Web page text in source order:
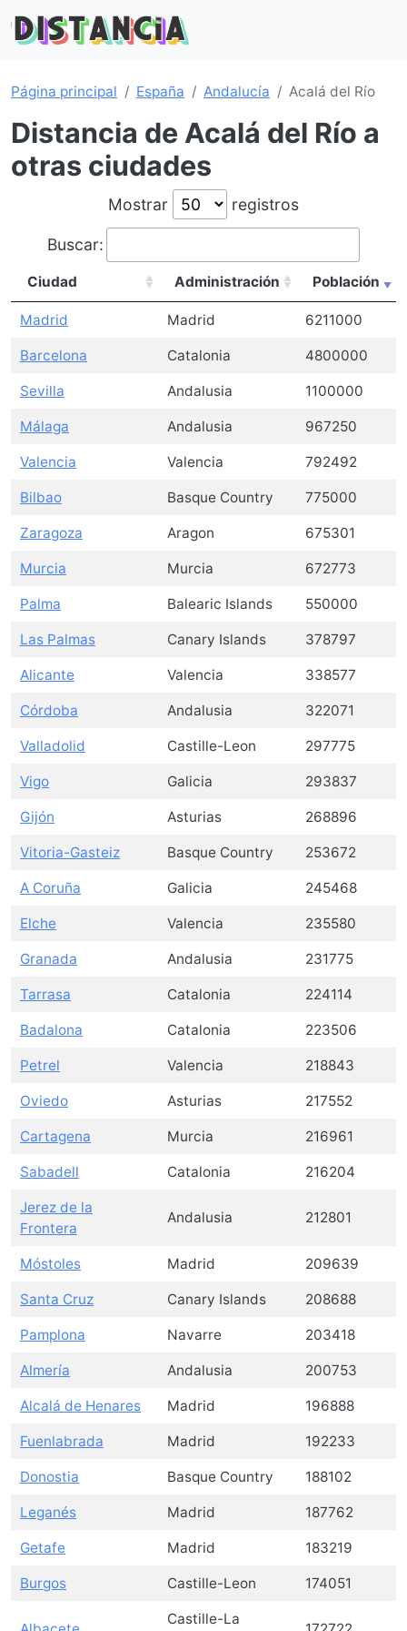
Página principal España Andalucía Acalá del Río
Distancia de Acalá del Río a
otras ciudades
Mostrar registros
Buscar:
Ciudad Administración Población
Madrid Madrid 6211000
Barcelona Catalonia 4800000
Sevilla Andalusia 1100000
Málaga Andalusia 967250
Valencia Valencia 792492
Bilbao Basque Country 775000
Zaragoza Aragon 675301
Murcia Murcia 672773
Palma Balearic Islands 550000
Las Palmas Canary Islands 378797
Alicante Valencia 338577
Córdoba Andalusia 322071
Valladolid Castille-Leon 297775
Vigo Galicia 293837
Gijón Asturias 268896
Vitoria-Gasteiz Basque Country 253672
A Coruña Galicia 245468
Elche Valencia 235580
Granada Andalusia 231775
Tarrasa Catalonia 224114
Badalona Catalonia 223506
Petrel Valencia 218843
Oviedo Asturias 217552
Cartagena Murcia 216961
Sabadell Catalonia 216204
Jerez de la
Frontera
Andalusia 212801
Móstoles Madrid 209639
Santa Cruz Canary Islands 208688
Pamplona Navarre 203418
Almería Andalusia 200753
Alcalá de Henares Madrid 196888
Fuenlabrada Madrid 192233
Donostia Basque Country 188102
Leganés Madrid 187762
Getafe Madrid 183219
Burgos Castille-Leon 174051
Castille-La